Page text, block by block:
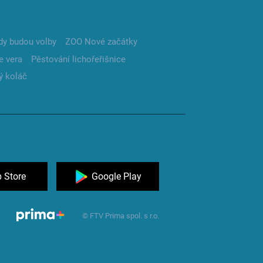
budou volby
ZOO Nové začátky
vera
Pěstování lichořeřišnice
koláč
Store Google Play
© FTV Prima spol. s r.o.